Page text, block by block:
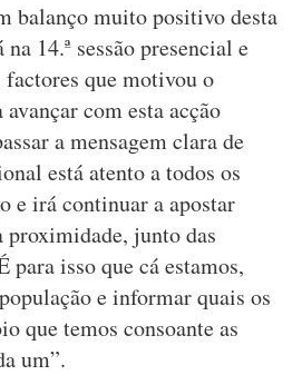
balanço muito positivo desta
14.ª sessão presencial e
factores que motivou o
com esta acção
a mensagem clara de
está atento a todos os
e irá continuar a apostar
proximidade, junto das
para isso que cá estamos,
e informar quais os
que temos consoante as
um”.